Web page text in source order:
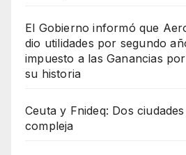
El Gobierno informó que
dio utilidades por segundo
impuesto a las Ganancias
su historia
Ceuta y Fnideq: Dos
compleja